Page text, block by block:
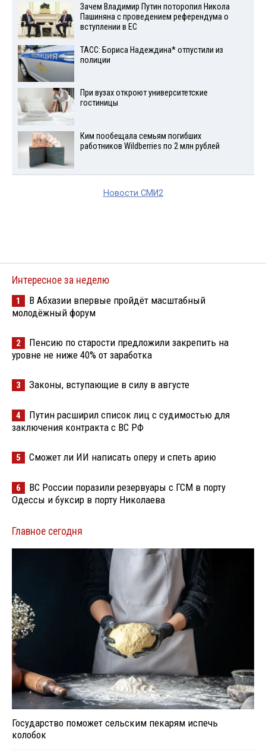
Зачем Владимир Путин поторопил Никола
Пашиняна с проведением референдума о
вступлении в ЕС
ТАСС: Бориса Надеждина* отпустили из
полиции
При вузах откроют университетские
гостиницы
Ким пообещала семьям погибших
работников Wildberries по 2 млн рублей
Новости СМИ2
Интересное за неделю
1
В Абхазии впервые пройдёт масштабный
молодёжный форум
2
Пенсию по старости предложили закрепить на
уровне не ниже 40% от заработка
3 Законы, вступающие в силу в августе
4
Путин расширил список лиц с судимостью для
заключения контракта с ВС РФ
5 Сможет ли ИИ написать оперу и спеть арию
6
ВС России поразили резервуары с ГСМ в порту
Одессы и буксир в порту Николаева
Главное сегодня
Государство поможет сельским пекарям испечь
колобок